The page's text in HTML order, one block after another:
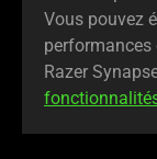
Vous pouvez
performances
Razer